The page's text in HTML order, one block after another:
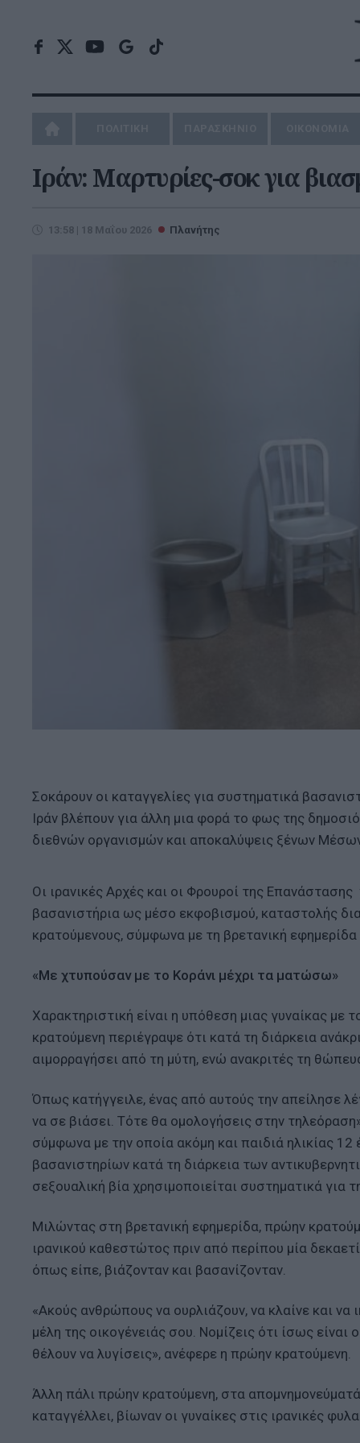
Ιράν: Μαρτυρίες-σοκ για
13:58 | 18 Μαΐου 2026 Πλανήτης
Σοκάρουν οι καταγγελίες για συστηματικά
Ιράν βλέπουν για άλλη μια φορά το φως της
διεθνών οργανισμών και αποκαλύψεις ξένων
Οι ιρανικές Αρχές και οι Φρουροί της
βασανιστήρια ως μέσο εκφοβισμού, καταστολής
κρατούμενους, σύμφωνα με τη βρετανική εφημερίδα
«Με χτυπούσαν με το Κοράνι μέχρι τα ματώσω»
Χαρακτηριστική είναι η υπόθεση μιας γυναίκας
κρατούμενη περιέγραψε ότι κατά τη διάρκεια
αιμορραγήσει από τη μύτη, ενώ ανακριτές τη
Όπως κατήγγειλε, ένας από αυτούς την απείλησε
να σε βιάσει. Τότε θα ομολογήσεις στην
σύμφωνα με την οποία ακόμη και παιδιά ηλικίας
βασανιστηρίων κατά τη διάρκεια των
σεξουαλική βία χρησιμοποιείται συστηματικά
Μιλώντας στη βρετανική εφημερίδα, πρώην
ιρανικού καθεστώτος πριν από περίπου μία
όπως είπε, βιάζονταν και βασανίζονταν.
«Ακούς ανθρώπους να ουρλιάζουν, να κλαίνε και
μέλη της οικογένειάς σου. Νομίζεις ότι ίσως
θέλουν να λυγίσεις», ανέφερε η πρώην κρατούμενη.
Άλλη πάλι πρώην κρατούμενη, στα
καταγγέλλει, βίωναν οι γυναίκες στις ιρανικές